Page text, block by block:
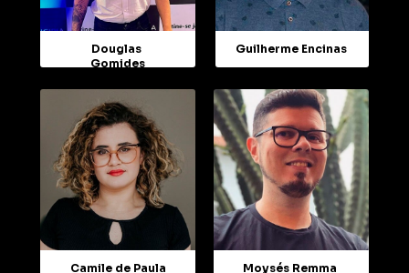
Douglas
Gomides
Guilherme Encinas
Camile de Paula Moysés Remma